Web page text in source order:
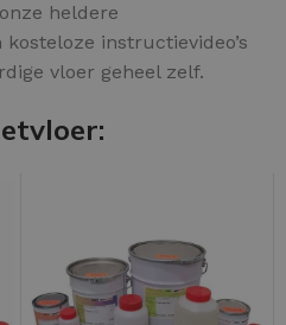
heldere
instructievideo’s
vloer geheel zelf.